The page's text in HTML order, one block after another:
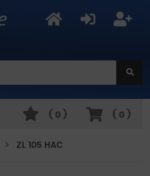
( 0 )
( 0 )
ZL 105 HAC